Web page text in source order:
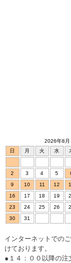
2026年8月
日
月 火 水
2
3 4 5
9
10 11 12
16
17 18 19
23
24 25 26
30
31
インターネットでの
けております。
●１４：００以降の注